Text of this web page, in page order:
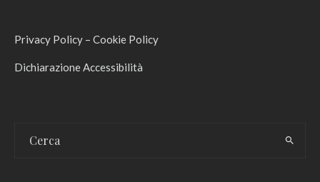
Privacy Policy – Cookie Policy
Dichiarazione Accessibilità